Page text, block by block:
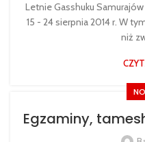
Letnie Gasshuku
15 - 24 sierpnia 2014 r. W
niż
Egzaminy,